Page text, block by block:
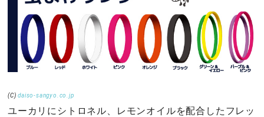
(C)daiso-sangyo.co.jp
ユーカリにシトロネル、レモンオイルを配合したフレッ